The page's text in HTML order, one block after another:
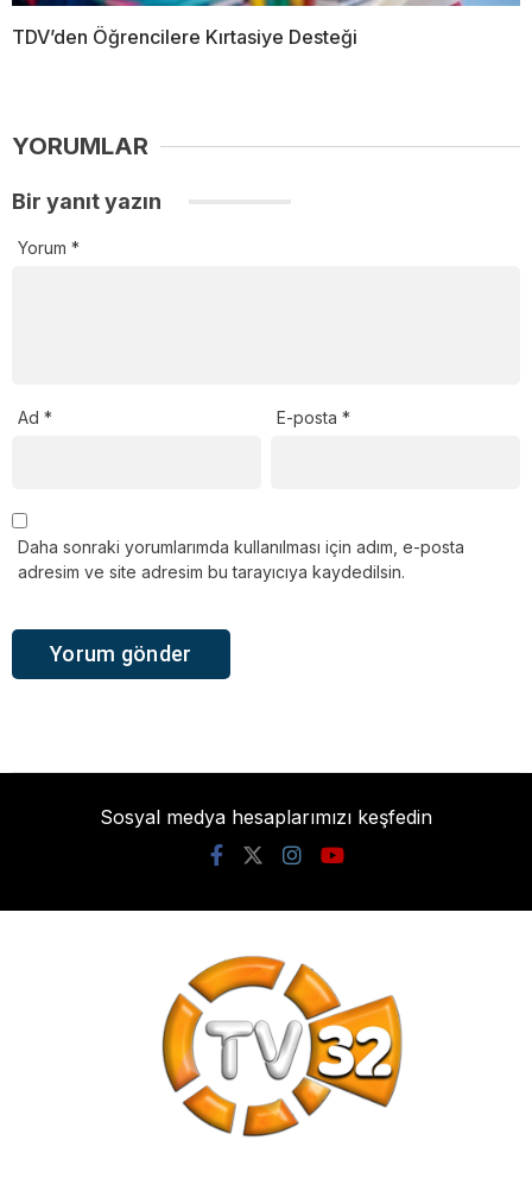
TDV’den Öğrencilere Kırtasiye Desteği
YORUMLAR
Bir yanıt yazın
Yorum *
Ad * E-posta*
Daha sonraki yorumlarımda kullanılması için adım, e-posta
adresim ve site adresim bu tarayıcıya kaydedilsin.
Sosyal medya hesaplarımızı keşfedin